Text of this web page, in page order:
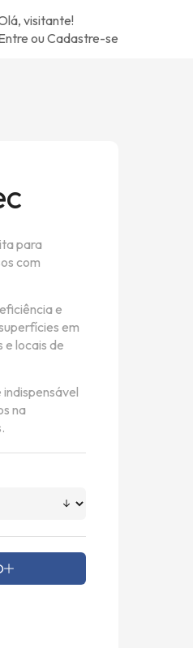
visitante!
ou Cadastre-se
para
com
e
em
e locais de
na